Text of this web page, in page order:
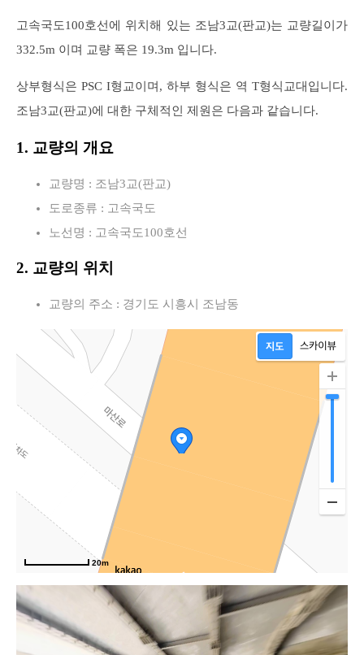
고속국도100호선에 위치해 있는 조남3교(판교)는 교량길이가
332.5m 이며 교량 폭은 19.3m 입니다.
상부형식은 PSC I형교이며, 하부 형식은 역 T형식교대입니다.
조남3교(판교)에 대한 구체적인 제원은 다음과 같습니다.
1. 교량의 개요
교량명 : 조남3교(판교)
도로종류 : 고속국도
노선명 : 고속국도100호선
2. 교량의 위치
교량의 주소 : 경기도 시흥시 조남동
20m